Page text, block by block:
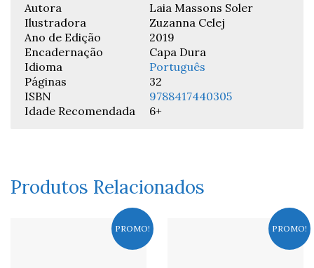
Autora
Laia Massons Soler
Ilustradora
Zuzanna Celej
Ano de Edição
2019
Encadernação
Capa Dura
Idioma
Português
Páginas
32
ISBN
9788417440305
Idade Recomendada
6+
Produtos Relacionados
PROMO! PROMO!